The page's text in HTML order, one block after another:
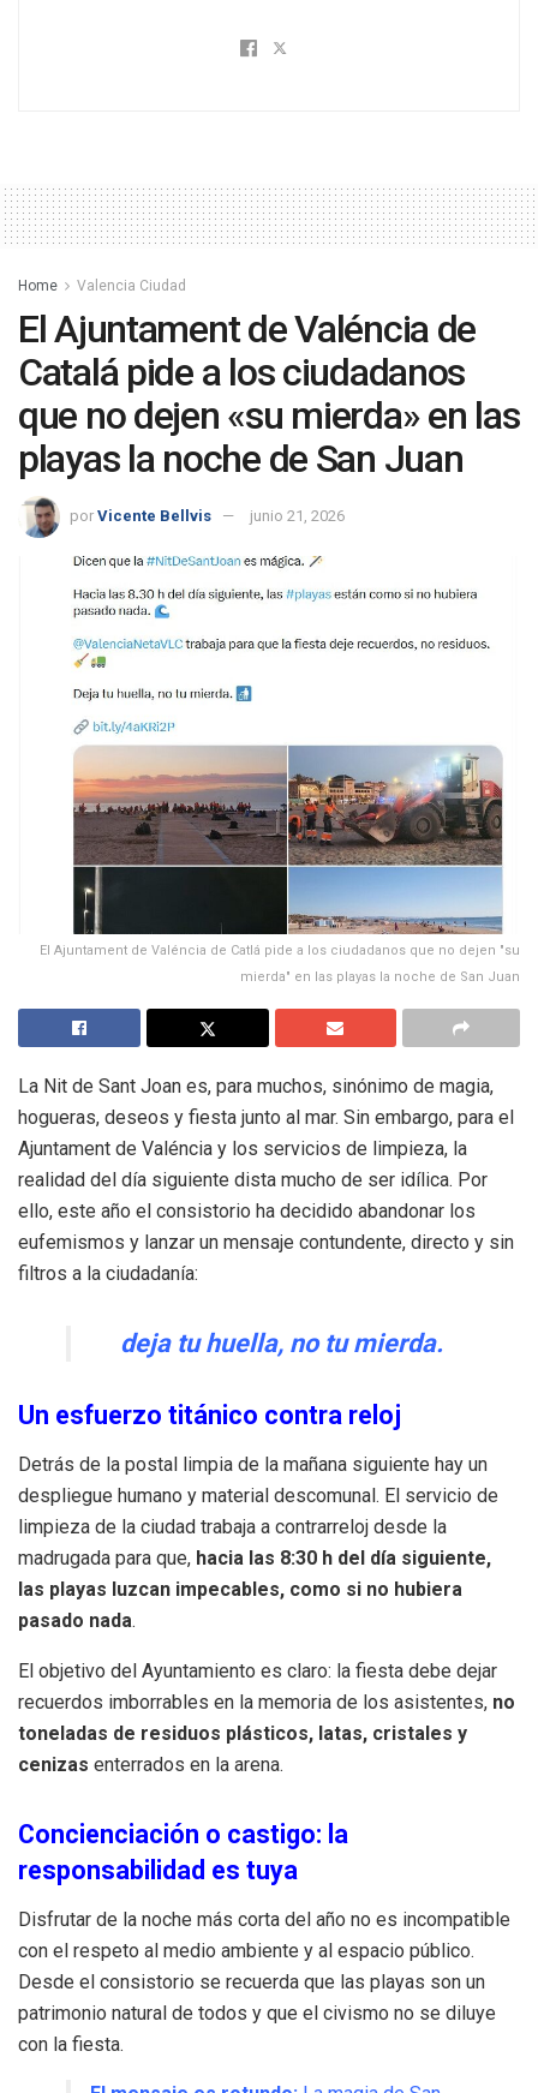
Home Valencia Ciudad
El Ajuntament de Valéncia de
Catalá pide a los ciudadanos
que no dejen «su mierda» en las
playas la noche de San Juan
por Vicente Bellvis junio 21, 2026
El Ajuntament de Valéncia de Catlá pide a los ciudadanos que no dejen "su
mierda" en las playas la noche de San Juan
La Nit de Sant Joan es, para muchos, sinónimo de magia,
hogueras, deseos y fiesta junto al mar. Sin embargo, para el
Ajuntament de Valéncia y los servicios de limpieza, la
realidad del día siguiente dista mucho de ser idílica. Por
ello, este año el consistorio ha decidido abandonar los
eufemismos y lanzar un mensaje contundente, directo y sin
filtros a la ciudadanía:
deja tu huella, no tu mierda.
Un esfuerzo titánico contra reloj
Detrás de la postal limpia de la mañana siguiente hay un
despliegue humano y material descomunal. El servicio de
limpieza de la ciudad trabaja a contrarreloj desde la
madrugada para que, hacia las 8:30 h del día siguiente,
las playas luzcan impecables, como si no hubiera
pasado nada.
El objetivo del Ayuntamiento es claro: la fiesta debe dejar
recuerdos imborrables en la memoria de los asistentes, no
toneladas de residuos plásticos, latas, cristales y
cenizas enterrados en la arena.
Concienciación o castigo: la
responsabilidad es tuya
Disfrutar de la noche más corta del año no es incompatible
con el respeto al medio ambiente y al espacio público.
Desde el consistorio se recuerda que las playas son un
patrimonio natural de todos y que el civismo no se diluye
con la fiesta.